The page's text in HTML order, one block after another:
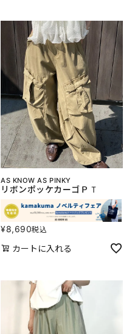
AS KNOW AS PINKY
リボンポッケカーゴＰＴ
¥8,690税込
カートに入れる